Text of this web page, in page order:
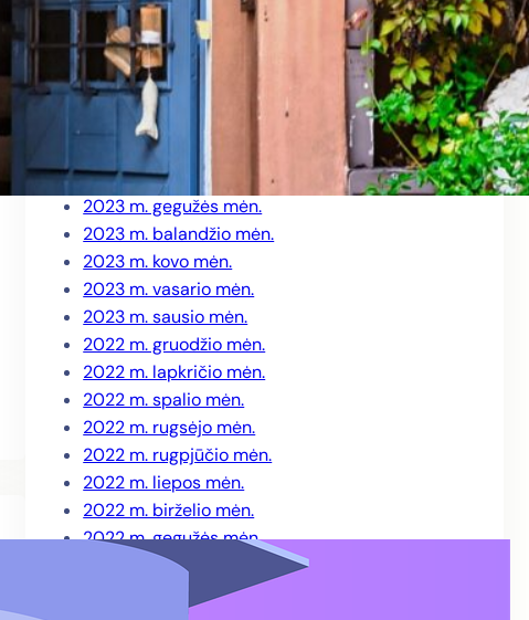
2024 m. sausio mėn.
2023 m. gruodžio mėn.
2023 m. lapkričio mėn.
2023 m. spalio mėn.
2023 m. rugsėjo mėn.
2023 m. liepos mėn.
2023 m. birželio mėn.
2023 m. gegužės mėn.
2023 m. balandžio mėn.
2023 m. kovo mėn.
2023 m. vasario mėn.
2023 m. sausio mėn.
2022 m. gruodžio mėn.
2022 m. lapkričio mėn.
2022 m. spalio mėn.
2022 m. rugsėjo mėn.
2022 m. rugpjūčio mėn.
2022 m. liepos mėn.
2022 m. birželio mėn.
2022 m. gegužės mėn.
2022 m. balandžio mėn.
2022 m. kovo mėn.